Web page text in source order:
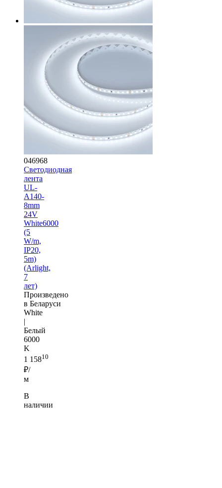
046968
Светодиодная
лента
UL-
A140-
8mm
24V
White6000
(5
W/m,
IP20,
5m)
(Arlight,
7
лет)
Произведено
в Беларуси
White
|
Белый
6000
K
1 15810
₽/
м
В
наличии